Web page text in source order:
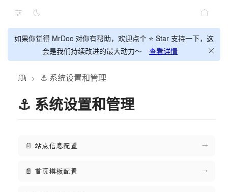
如果你觉得 MrDoc 对你有帮助，欢迎点个 ⭐ Star 支持一下，这
会是我们持续改进的最大动力～
查看详情
> ⚓ 系统设置和管理
⚓ 系统设置和管理
📄 站点信息配置 →
📄 首页模板配置 →